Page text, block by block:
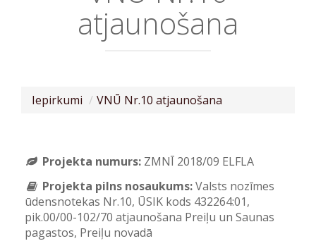
atjaunošana
Iepirkumi VNŪ Nr.10 atjaunošana
Projekta numurs: ZMNĪ 2018/09 ELFLA
Projekta pilns nosaukums:Valsts nozīmes
ūdensnotekas Nr.10, ŪSIK kods 432264:01,
pik.00/00-102/70 atjaunošana Preiļu un Saunas
pagastos, Preiļu novadā